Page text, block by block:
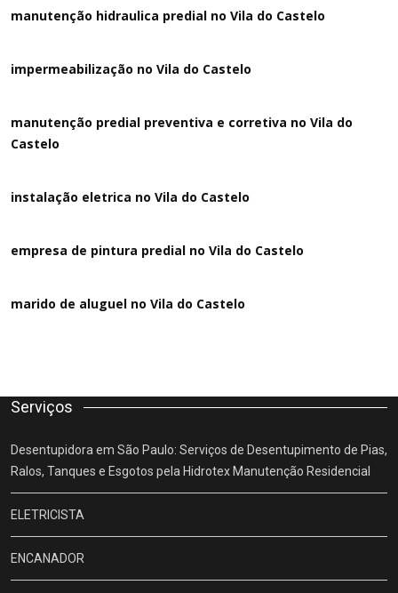
manutenção hidraulica predial no Vila do Castelo
impermeabilização no Vila do Castelo
manutenção predial preventiva e corretiva no Vila do
Castelo
instalação eletrica no Vila do Castelo
empresa de pintura predial no Vila do Castelo
marido de aluguel no Vila do Castelo
Serviços
Desentupidora em São Paulo: Serviços de Desentupimento de Pias,
Ralos, Tanques e Esgotos pela Hidrotex Manutenção Residencial
ELETRICISTA
ENCANADOR